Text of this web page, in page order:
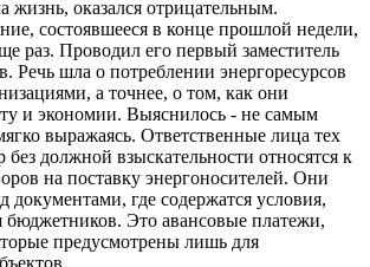
жизнь, оказался отрицательным.
состоявшееся в конце прошлой недели,
раз. Проводил его первый заместитель
Речь шла о потреблении энергоресурсов
а точнее, о том, как они
и экономии. Выяснилось - не самым
выражаясь. Ответственные лица тех
должной взыскательности относятся к
на поставку энергоносителей. Они
документами, где содержатся условия,
Это авансовые платежи,
предусмотрены лишь для